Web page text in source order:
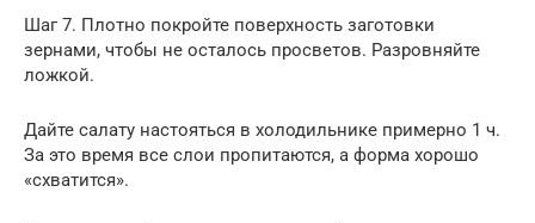
Шаг 7. Плотно покройте поверхность заготовки
зернами, чтобы не осталось просветов. Разровняйте
ложкой.
Дайте салату настояться в холодильнике примерно 1 ч.
За это время все слои пропитаются, а форма хорошо
«схватится».